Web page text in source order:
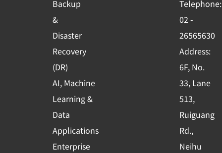
Backup
&
Disaster
Recovery
(DR)
AI, Machine
Learning &
Data
Applications
Enterprise
o
k
-
s
q
u
a
r
e
e
i
n
Telephone:
02 -
26565630
Address:
6F, No.
33, Lane
513,
Ruiguang
Rd.,
Neihu